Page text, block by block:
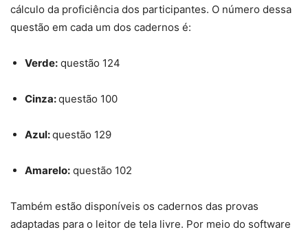
cálculo da proficiência dos participantes. O número dessa
questão em cada um dos cadernos é:
Verde: questão 124
Cinza:questão 100
Azul:questão 129
Amarelo: questão 102
Também estão disponíveis os cadernos das provas
adaptadas para o leitor de tela livre. Por meio do software